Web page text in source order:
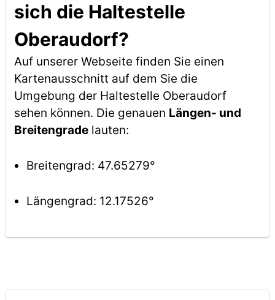
sich die Haltestelle
Oberaudorf?
Auf unserer Webseite finden Sie einen
Kartenausschnitt auf dem Sie die
Umgebung der Haltestelle Oberaudorf
sehen können. Die genauen Längen- und
Breitengradelauten:
Breitengrad: 47.65279°
Längengrad: 12.17526°